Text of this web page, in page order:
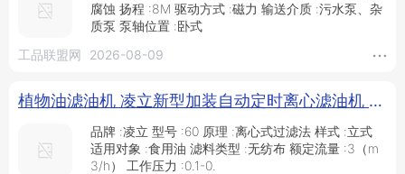
腐蚀 扬程 :8M 驱动方式 :磁力 输送介质 :污水泵、杂
质泵 泵轴位置 :卧式
工品联盟网
2026-08-09
植物油滤油机 凌立新型加装自动定时离心滤油机 花生油滤油机_滤油机_过滤设备_机械设备_供应_工品联盟网
品牌 :凌立 型号 :60 原理 :离心式过滤法 样式 :立式
适用对象 :食用油 滤料类型 :无纺布 额定流量 :3（m
3/h） 工作压力 :0.1-0.